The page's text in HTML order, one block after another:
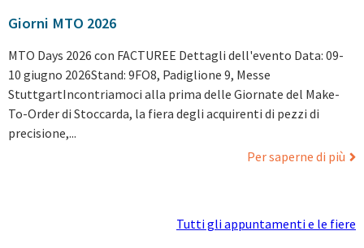
Giorni MTO 2026
MTO Days 2026 con FACTUREE Dettagli dell'evento Data: 09-
10 giugno 2026Stand: 9FO8, Padiglione 9, Messe
StuttgartIncontriamoci alla prima delle Giornate del Make-
To-Order di Stoccarda, la fiera degli acquirenti di pezzi di
precisione,...
Per saperne di più
Tutti gli appuntamenti e le fiere